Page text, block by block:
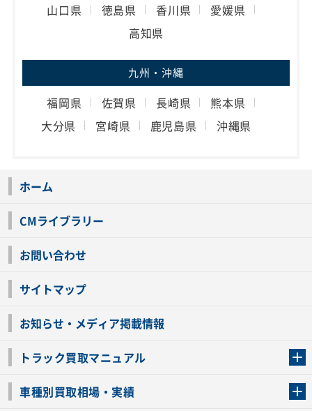
山口県
徳島県 香川県
愛媛県
高知県
九州・沖縄
福岡県 佐賀県 長崎県
熊本県
大分県
宮崎県 鹿児島県 沖縄県
ホーム
CMライブラリー
お問い合わせ
サイトマップ
お知らせ・メディア掲載情報
トラック買取マニュアル
車種別買取相場・実績